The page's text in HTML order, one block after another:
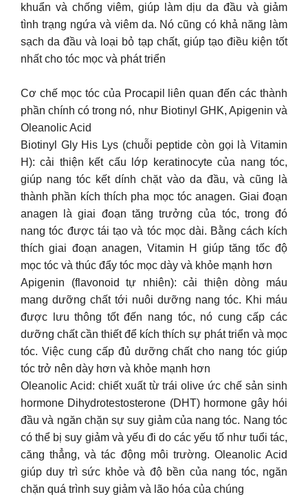
khuẩn và chống viêm, giúp làm dịu da đầu và giảm
tình trạng ngứa và viêm da. Nó cũng có khả năng làm
sạch da đầu và loại bỏ tạp chất, giúp tạo điều kiện tốt
nhất cho tóc mọc và phát triển
Cơ chế mọc tóc của Procapil liên quan đến các thành
phần chính có trong nó, như Biotinyl GHK, Apigenin và
Oleanolic Acid
Biotinyl Gly His Lys (chuỗi peptide còn gọi là Vitamin
H): cải thiện kết cấu lớp keratinocyte của nang tóc,
giúp nang tóc kết dính chặt vào da đầu, và cũng là
thành phần kích thích pha mọc tóc anagen. Giai đoạn
anagen là giai đoạn tăng trưởng của tóc, trong đó
nang tóc được tái tạo và tóc mọc dài. Bằng cách kích
thích giai đoạn anagen, Vitamin H giúp tăng tốc độ
mọc tóc và thúc đẩy tóc mọc dày và khỏe mạnh hơn
Apigenin (flavonoid tự nhiên): cải thiện dòng máu
mang dưỡng chất tới nuôi dưỡng nang tóc. Khi máu
được lưu thông tốt đến nang tóc, nó cung cấp các
dưỡng chất cần thiết để kích thích sự phát triển và mọc
tóc. Việc cung cấp đủ dưỡng chất cho nang tóc giúp
tóc trở nên dày hơn và khỏe mạnh hơn
Oleanolic Acid: chiết xuất từ trái olive ức chế sản sinh
hormone Dihydrotestosterone (DHT) hormone gây hói
đầu và ngăn chặn sự suy giảm của nang tóc. Nang tóc
có thể bị suy giảm và yếu đi do các yếu tố như tuổi tác,
căng thẳng, và tác động môi trường. Oleanolic Acid
giúp duy trì sức khỏe và độ bền của nang tóc, ngăn
chặn quá trình suy giảm và lão hóa của chúng